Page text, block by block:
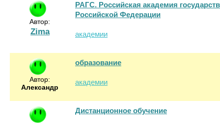
Автор:
Zima
РАГС. Российская академия
Российской Федерации
академии
Автор:
Александр
образование
академии
Дистанционное обучение